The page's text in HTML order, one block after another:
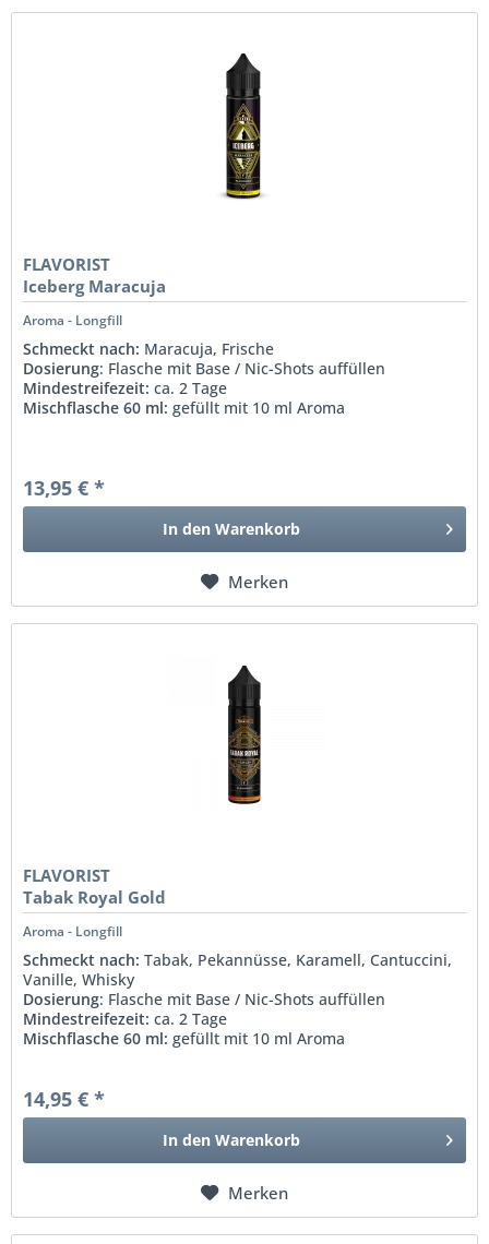
FLAVORIST
Iceberg Maracuja
Aroma - Longfill
Schmeckt nach: Maracuja, Frische
Dosierung: Flasche mit Base / Nic-Shots auffüllen
Mindestreifezeit: ca. 2 Tage
Mischflasche 60 ml: gefüllt mit 10 ml Aroma
13,95 € *
In den Warenkorb
Merken
FLAVORIST
Tabak Royal Gold
Aroma - Longfill
Schmeckt nach: Tabak, Pekannüsse, Karamell, Cantuccini,
Vanille, Whisky
Dosierung: Flasche mit Base / Nic-Shots auffüllen
Mindestreifezeit: ca. 2 Tage
Mischflasche 60 ml: gefüllt mit 10 ml Aroma
14,95 € *
In den Warenkorb
Merken